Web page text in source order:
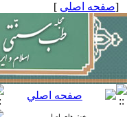
[صفحه اصلی ]